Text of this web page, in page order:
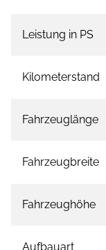
Leistung in PS
Kilometerstand
Fahrzeuglänge
Fahrzeugbreite
Fahrzeughöhe
Aufbauart